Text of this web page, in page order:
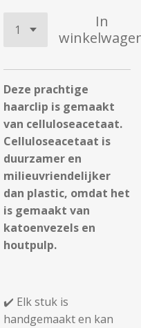
In
Deze prachtige
haarclip is gemaakt
van celluloseacetaat.
Celluloseacetaat is
duurzamer en
milieuvriendelijker
dan plastic, omdat het
is gemaakt van
katoenvezels en
houtpulp.
✔️ Elk stuk is
handgemaakt en kan